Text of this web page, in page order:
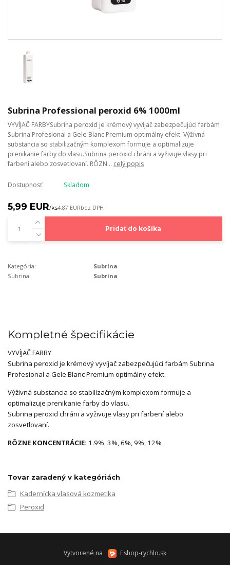
Subrina Professional peroxid 6% 1000ml
VYVÍJAČ FARBYSubrina peroxid je krémový vyvíjač zabezpečujúci farbám
Subrina Profesional a Gele Blanc Premium optimálny efekt. Výživná
substancia so stabilizačným komplexom formuje a optimalizuje
prenikanie farby do vlasu.Subrina peroxid chráni a vyživuje vlasy pri
farbení alebo zosvetlovaní. RÔZN... celý popis
Dostupnosť Skladom
5,99 EUR/ks4,87 EURbez DPH
Pridať do košíka
Kategória:
Subrina
Subrina:
Subrina
Kompletné špecifikácie
VYVÍJAČ FARBY
Subrina peroxid je krémový vyvíjač zabezpečujúci farbám Subrina
Profesional a Gele Blanc Premium optimálny efekt.
Výživná substancia so stabilizačným komplexom formuje a
optimalizuje prenikanie farby do vlasu.
Subrina peroxid chráni a vyživuje vlasy pri farbení alebo
zosvetlovaní.
RÔZNE KONCENTRÁCIE: 1.9%, 3%, 6%, 9%, 12%
Tovar zaradený v kategóriách
Kadernícka vlasová kozmetika
Peroxid
Vytvorené na Eshop-rychlo.sk